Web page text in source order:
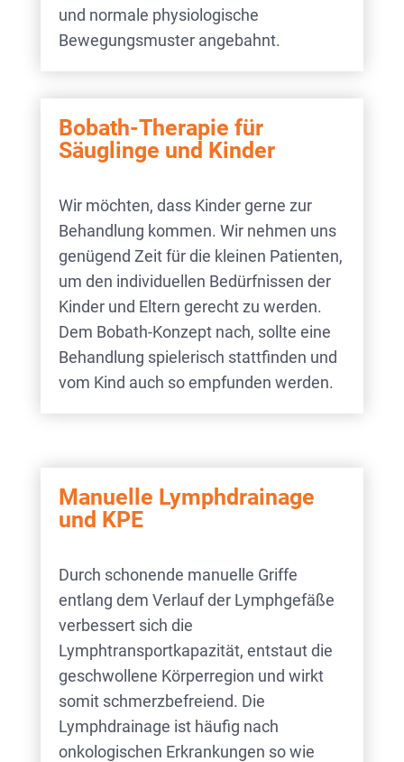
und normale physiologische
Bewegungsmuster angebahnt.
Bobath-Therapie für
Säuglinge und Kinder
Wir möchten, dass Kinder gerne zur
Behandlung kommen. Wir nehmen uns
genügend Zeit für die kleinen Patienten,
um den individuellen Bedürfnissen der
Kinder und Eltern gerecht zu werden.
Dem Bobath-Konzept nach, sollte eine
Behandlung spielerisch stattfinden und
vom Kind auch so empfunden werden.
Manuelle Lymphdrainage
und KPE
Durch schonende manuelle Griffe
entlang dem Verlauf der Lymphgefäße
verbessert sich die
Lymphtransportkapazität, entstaut die
geschwollene Körperregion und wirkt
somit schmerzbefreiend. Die
Lymphdrainage ist häufig nach
onkologischen Erkrankungen so wie